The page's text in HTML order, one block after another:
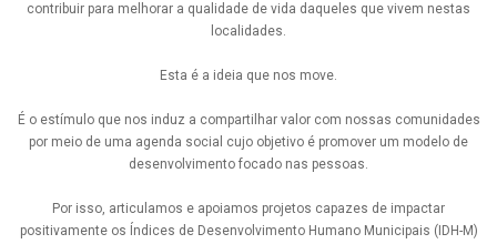
contribuir para melhorar a qualidade de vida daqueles que vivem nestas
localidades.
Esta é a ideia que nos move.
É o estímulo que nos induz a compartilhar valor com nossas comunidades
por meio de uma agenda social cujo objetivo é promover um modelo de
desenvolvimento focado nas pessoas.
Por isso, articulamos e apoiamos projetos capazes de impactar
positivamente os Índices de Desenvolvimento Humano Municipais (IDH-M)